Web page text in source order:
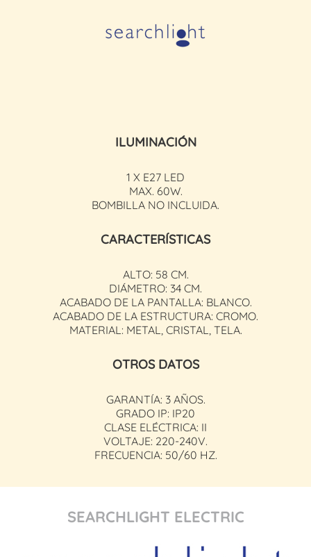
ILUMINACIÓN
1 X E27 LED
MAX. 60W.
BOMBILLA NO INCLUIDA.
CARACTERÍSTICAS
ALTO: 58 CM.
DIÁMETRO: 34 CM.
ACABADO DE LA PANTALLA: BLANCO.
ACABADO DE LA ESTRUCTURA: CROMO.
MATERIAL: METAL, CRISTAL, TELA.
OTROS DATOS
GARANTÍA: 3 AÑOS.
GRADO IP: IP20
CLASE ELÉCTRICA: II
VOLTAJE: 220-240V.
FRECUENCIA: 50/60 HZ.
SEARCHLIGHT ELECTRIC